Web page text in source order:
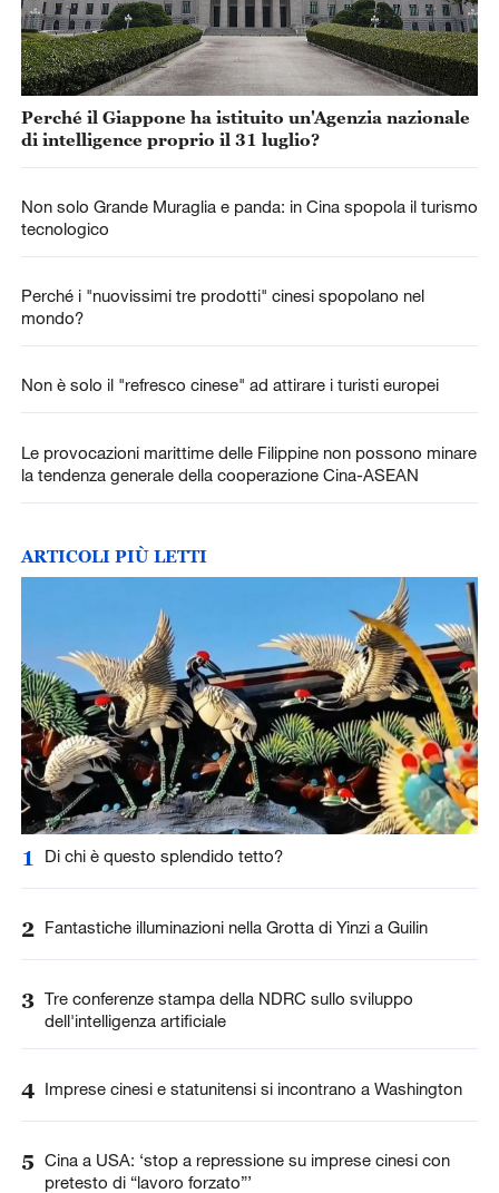
Perché il Giappone ha istituito un'Agenzia nazionale
di intelligence proprio il 31 luglio?
Non solo Grande Muraglia e panda: in Cina spopola il turismo
tecnologico
Perché i "nuovissimi tre prodotti" cinesi spopolano nel
mondo?
Non è solo il "refresco cinese" ad attirare i turisti europei
Le provocazioni marittime delle Filippine non possono minare
la tendenza generale della cooperazione Cina-ASEAN
ARTICOLI PIÙ LETTI
1 Di chi è questo splendido tetto?
2 Fantastiche illuminazioni nella Grotta di Yinzi a Guilin
3 Tre conferenze stampa della NDRC sullo sviluppo
dell'intelligenza artificiale
4 Imprese cinesi e statunitensi si incontrano a Washington
5 Cina a USA: ‘stop a repressione su imprese cinesi con
pretesto di “lavoro forzato”’